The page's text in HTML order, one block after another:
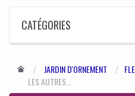
CATÉGORIES
JARDIN D'ORNEMENT
LES AUTRES...